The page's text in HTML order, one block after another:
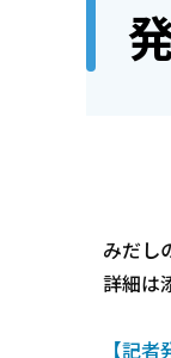
みだし
詳細は
【記